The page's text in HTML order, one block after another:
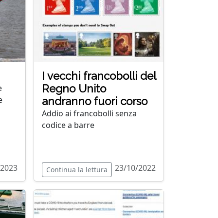
I vecchi francobolli del
Regno Unito
andranno fuori corso
Addio ai francobolli senza
codice a barre
Continua la lettura 23/10/2022